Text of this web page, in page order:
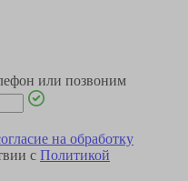
или позвоним
на обработку
с Политикой